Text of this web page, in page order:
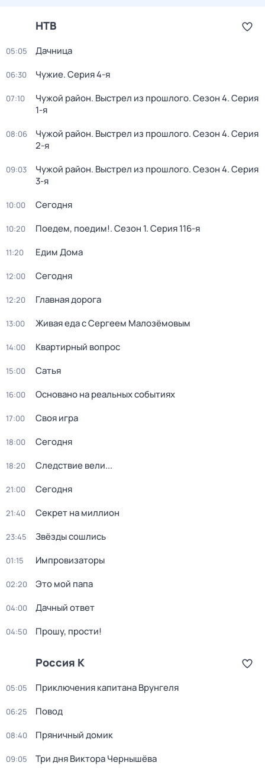
НТВ
05:05 Дачница
06:30 Чужие. Серия 4-я
07:10 Чужой район. Выстрел из прошлого. Сезон 4. Серия
1-я
08:06 Чужой район. Выстрел из прошлого. Сезон 4. Серия
2-я
09:03 Чужой район. Выстрел из прошлого. Сезон 4. Серия
3-я
10:00 Сегодня
10:20 Поедем, поедим!. Сезон 1. Серия 116-я
11:20 Едим Дома
12:00 Сегодня
12:20 Главная дорога
13:00 Живая еда с Сергеем Малозёмовым
14:00 Квартирный вопрос
15:00 Сатья
16:00 Основано на реальных событиях
17:00 Своя игра
18:00 Сегодня
18:20 Следствие вели...
21:00 Сегодня
21:40 Секрет на миллион
23:45 Звёзды сошлись
01:15 Импровизаторы
02:20 Это мой папа
04:00 Дачный ответ
04:50 Прошу, прости!
Россия К
05:05 Приключения капитана Врунгеля
06:25 Повод
08:40 Пряничный домик
09:05 Три дня Виктора Чернышёва